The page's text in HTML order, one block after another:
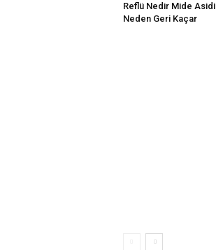
Reflü Nedir Mide Asidi
Neden Geri Kaçar